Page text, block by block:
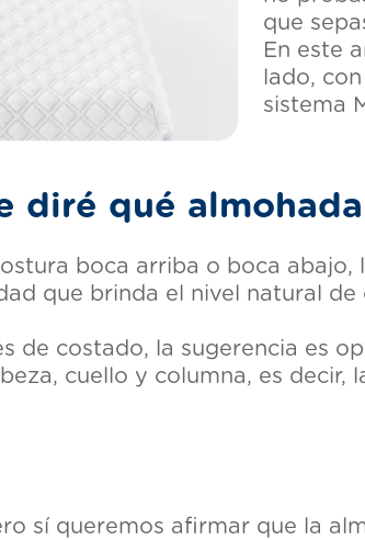
que
En este
lado,
sistema
diré qué
boca arriba o boca
que brinda el nivel natural
de costado, la sugerencia es
cuello y columna, es
sí queremos afirmar que la